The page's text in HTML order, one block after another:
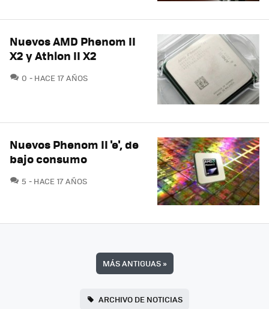
Nuevos AMD Phenom II
X2 y Athlon II X2
0 COMENTARIOS
HACE 17 AÑOS
Nuevos Phenom II 'e', de
bajo consumo
5 COMENTARIOS
HACE 17 AÑOS
MÁS ANTIGUAS»
ARCHIVO DE NOTICIAS